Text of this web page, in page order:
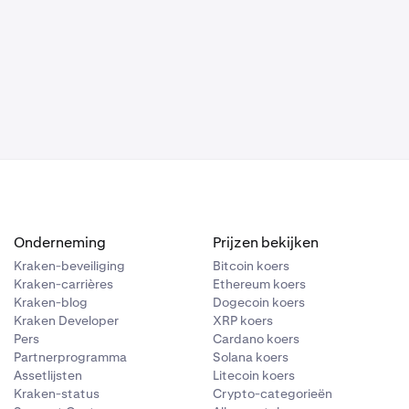
Onderneming
Kraken-beveiliging
Kraken-carrières
Kraken-blog
Kraken Developer
Pers
Partnerprogramma
Assetlijsten
Kraken-status
Prijzen bekijken
Bitcoin koers
Ethereum koers
Dogecoin koers
XRP koers
Cardano koers
Solana koers
Litecoin koers
Crypto-categorieën